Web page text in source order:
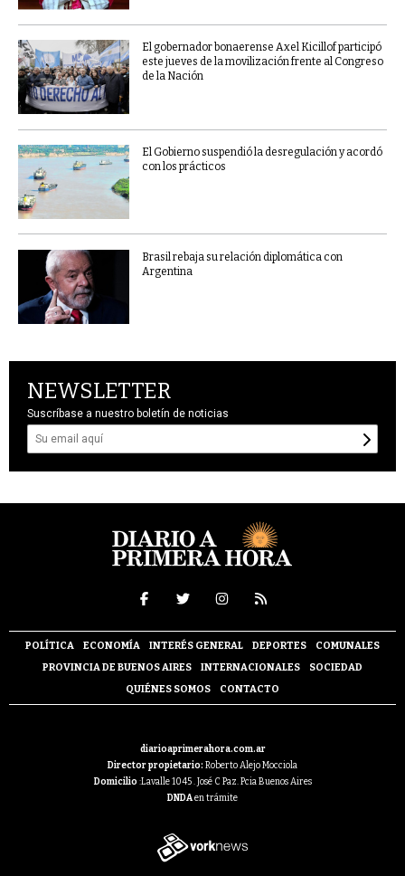
El gobernador bonaerense Axel Kicillof participó
este jueves de la movilización frente al Congreso
de la Nación
El Gobierno suspendió la desregulación y acordó
con los prácticos
Brasil rebaja su relación diplomática con
Argentina
NEWSLETTER
Suscríbase a nuestro boletín de noticias
POLÍTICA ECONOMÍA INTERÉS GENERAL DEPORTES
COMUNALES
PROVINCIA DE BUENOS AIRES
INTERNACIONALES
SOCIEDAD
QUIÉNES SOMOS
CONTACTO
diarioaprimerahora.com.ar
Director propietario: Roberto Alejo Mocciola
Domicilio :Lavalle 1045 . José C Paz. Pcia Buenos Aires
DNDAen trámite